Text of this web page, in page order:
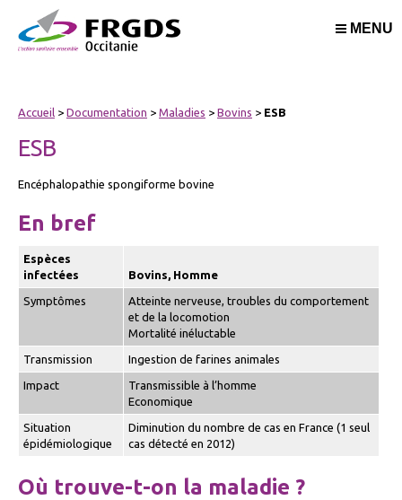
MENU
Accueil > Documentation > Maladies > Bovins > ESB
ESB
Encéphalopathie spongiforme bovine
En bref
Espèces
infectées
Bovins, Homme
Symptômes
Atteinte nerveuse, troubles du comportement
et de la locomotion
Mortalité inéluctable
Transmission Ingestion de farines animales
Impact
Transmissible à l’homme
Economique
Situation
épidémiologique
Diminution du nombre de cas en France (1 seul
cas détecté en 2012)
Où trouve-t-on la maladie ?